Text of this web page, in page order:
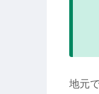
地元